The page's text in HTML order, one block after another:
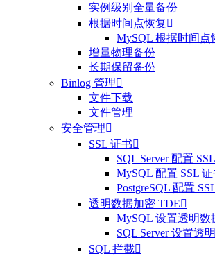
实例级别全量备份
根据时间点恢复 
MySQL 根据时间点
增量物理备份
长期保留备份
Binlog 管理
文件下载
文件管理
安全管理
SSL 证书
SQL Server 配置
MySQL 配置 SSL 证
PostgreSQL 配置
透明数据加密 TDE
MySQL 设置透明数
SQL Server 设置透
SQL 拦截